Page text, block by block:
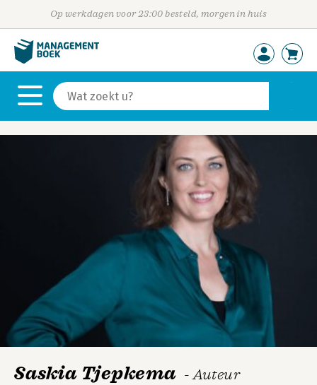
Op werkdagen voor 23:00 besteld, morgen in huis
Saskia Tjepkema - Auteur